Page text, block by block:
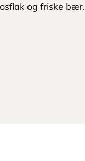
og friske bær.